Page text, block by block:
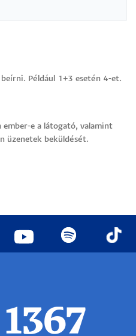
Például 1+3 esetén 4-et.
ember-e a látogató, valamint
üzenetek beküldését.